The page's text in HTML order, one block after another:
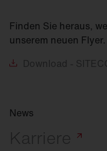
Finden Sie heraus,
unserem neuen
Download -
News
Karriere